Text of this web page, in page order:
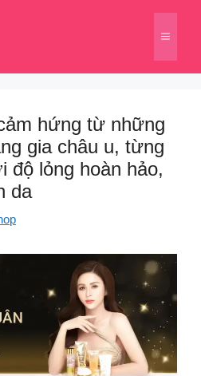
Menu
hứng từ những
gia châu u, từng
độ lỏng hoàn hảo,
da